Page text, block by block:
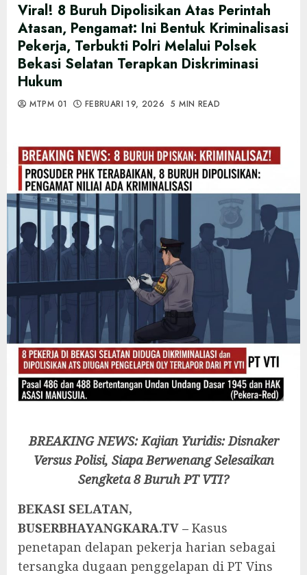
Viral! 8 Buruh Dipolisikan Atas Perintah
Atasan, Pengamat: Ini Bentuk Kriminalisasi
Pekerja, Terbukti Polri Melalui Polsek
Bekasi Selatan Terapkan Diskriminasi
Hukum
MTPM 01 FEBRUARI 19, 2026 5 MIN READ
BREAKING NEWS: ‎Kajian Yuridis: Disnaker
Versus Polisi, Siapa Berwenang Selesaikan
Sengketa 8 Buruh PT VTI?
‎BEKASI SELATAN,
BUSERBHAYANGKARA.TV – Kasus
penetapan delapan pekerja harian sebagai
tersangka dugaan penggelapan di PT Vins